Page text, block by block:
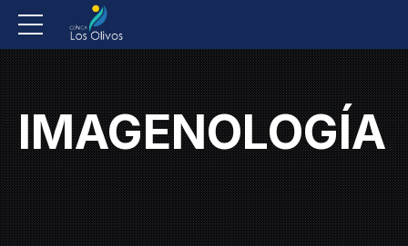
IMAGENOLOGÍA